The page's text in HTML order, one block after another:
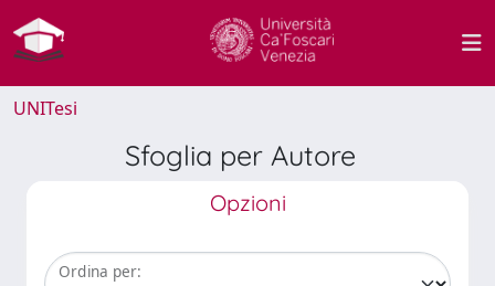
UNITesi
Sfoglia per Autore
Opzioni
Ordina per: